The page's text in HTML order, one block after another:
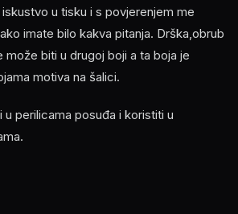
u tisku i s povjerenjem me
imate bilo kakva pitanja. Drška,obrub
može biti u drugoj boji a ta boja je
motiva na šalici.
u perilicama posuđa i koristiti u